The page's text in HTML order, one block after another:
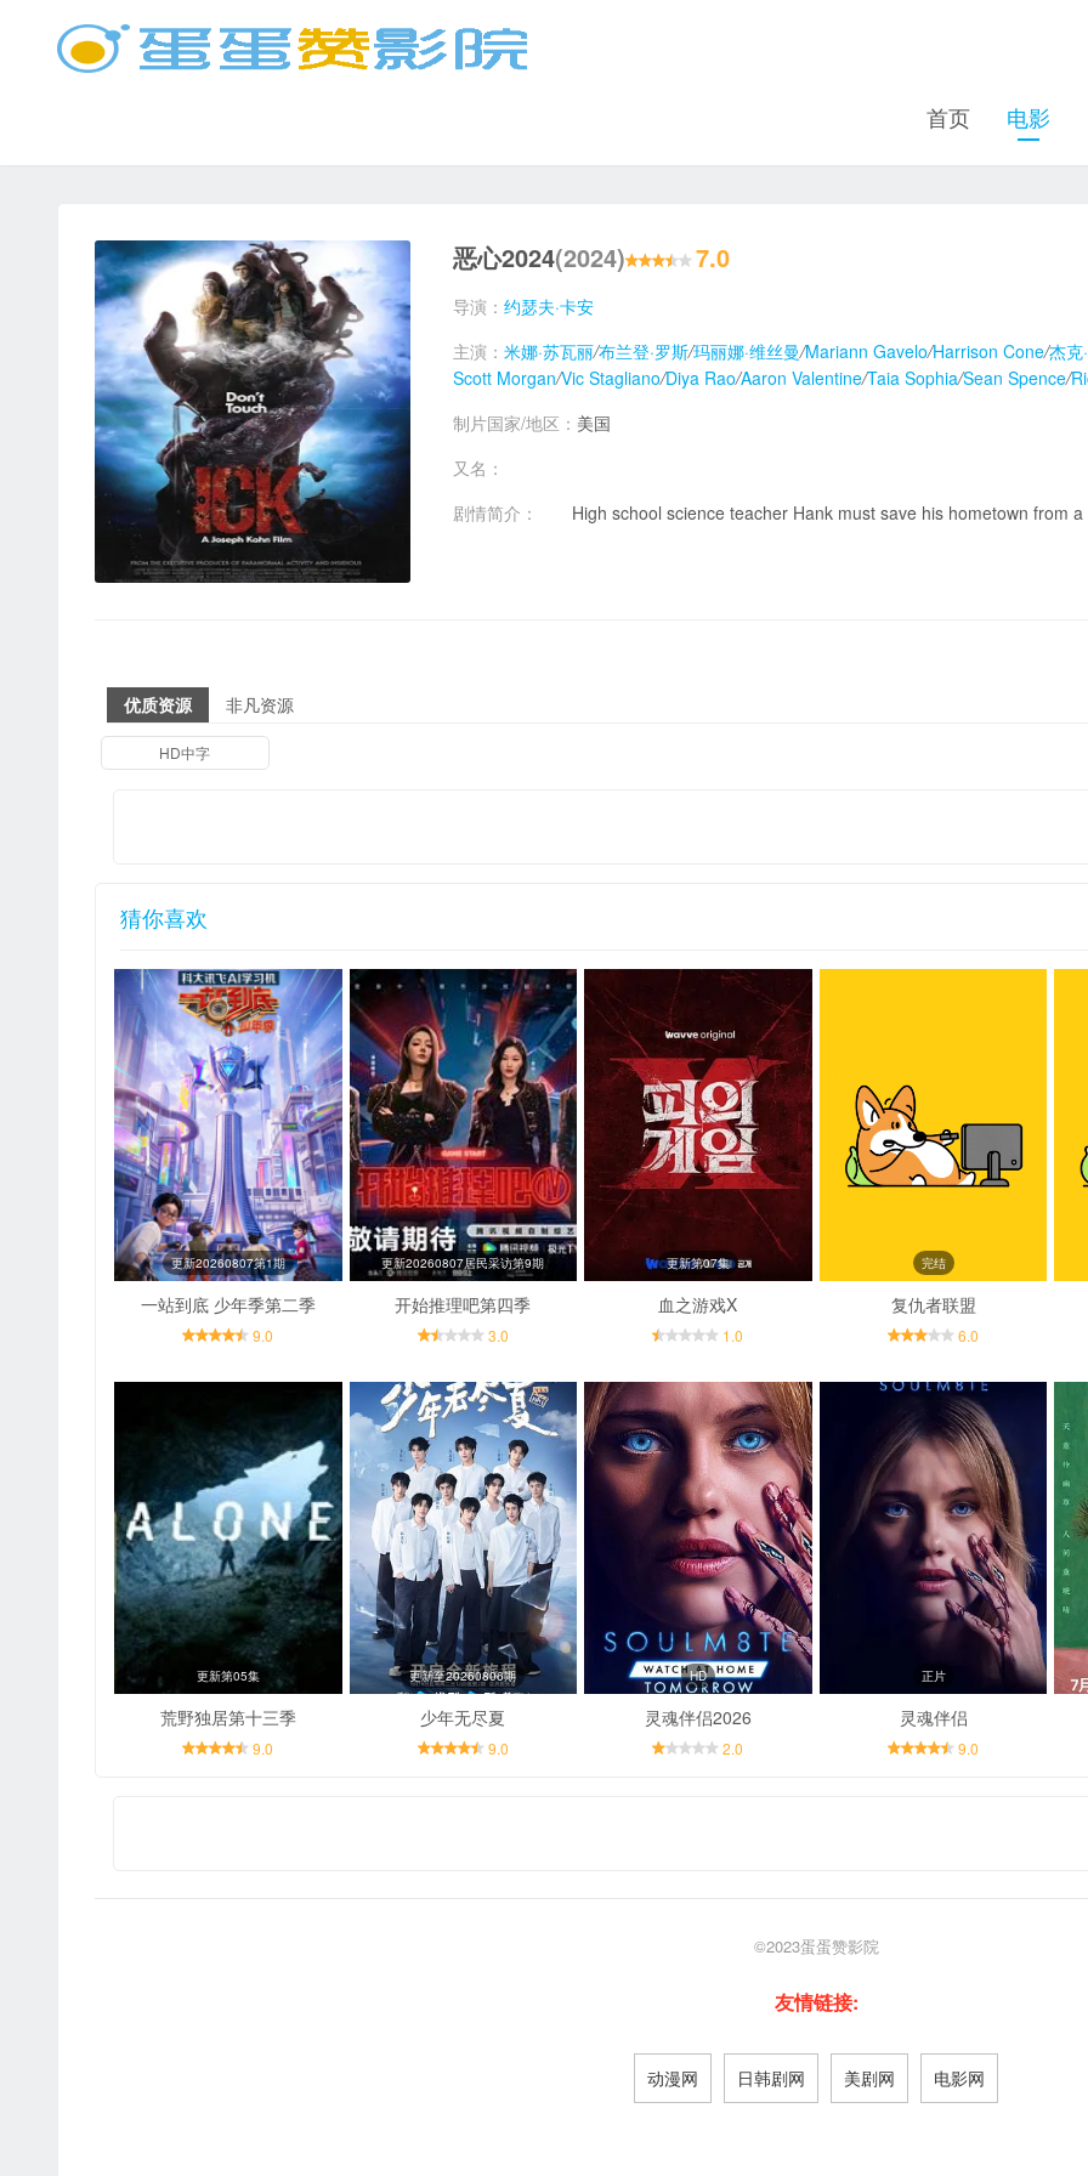
首页 电影
恶心2024(2024) 7.0
导演： 约瑟夫·卡安
主演： 米娜·苏瓦丽/布兰登·罗斯/玛丽娜·维丝曼/Mariann Gavelo/Harrison Cone/杰克
Scott Morgan/Vic Stagliano/Diya Rao/Aaron Valentine/Taia Sophia/Sean Spence/
制片国家/地区： 美国
又名：
剧情简介：
High school science teacher Hank must save his hometown from a
优质资源 非凡资源
HD中字
猜你喜欢
更新20260807第1期
一站到底 少年季第二季
9.0
更新20260807居民采访第9期
开始推理吧第四季
3.0
更新第07集
血之游戏X
1.0
完结
复仇者联盟
6.0
更新第05集
荒野独居第十三季
9.0
更新至20260806期
少年无尽夏
9.0
HD
灵魂伴侣2026
2.0
正片
灵魂伴侣
9.0
©2023蛋蛋赞影院
友情链接:
动漫网 日韩剧网 美剧网 电影网